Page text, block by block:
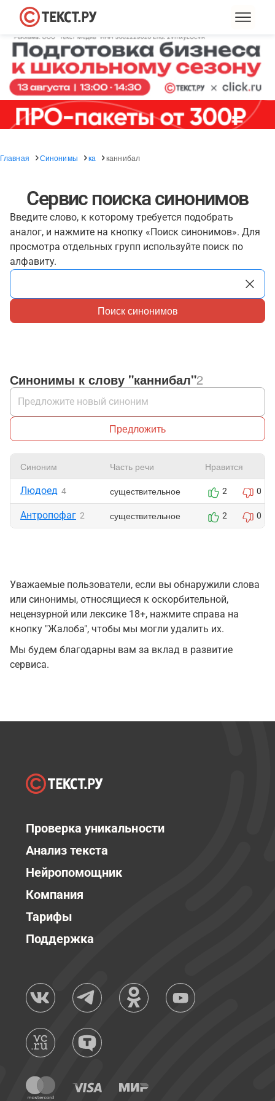
Главная Синонимы ка каннибал
Сервис поиска синонимов
Введите слово, к которому требуется подобрать
аналог, и нажмите на кнопку «Поиск синонимов». Для
просмотра отдельных групп используйте поиск по
алфавиту.
Поиск синонимов
Синонимы к слову "каннибал"2
Предложить
Синоним Часть речи Нравится
Людоед 4 существительное 2 0
Антропофаг 2 существительное 2 0
Уважаемые пользователи, если вы обнаружили слова
или синонимы, относящиеся к оскорбительной,
нецензурной или лексике 18+, нажмите справа на
кнопку "Жалоба", чтобы мы могли удалить их.
Мы будем благодарны вам за вклад в развитие
сервиса.
Проверка уникальности
Анализ текста
Нейропомощник
Компания
Тарифы
Поддержка